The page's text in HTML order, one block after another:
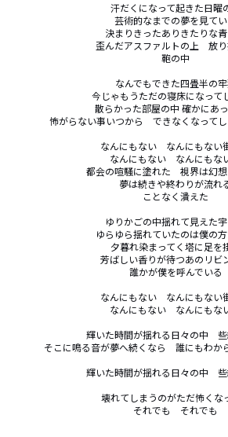
汗だくになって起きた日曜
芸術的なまでの夢を見て
決まりきったありきたりな
歪んだアスファルトの上　放
鞄の中
なんでもできた四畳半の
今じゃもうただの寝床になって
散らかった部屋の中 確かにあ
怖がらない事いつから　できなくなって
なんにもない　なんにもない
なんにもない　なんにもな
都会の喧騒に塗れた　視界は幻
夢は続きや終わりが流れ
ことなく潰えた
ゆりかごの中揺れて見えた
ゆらゆら揺れていたのは僕の
夕暮れ染まってく塔に足を
芳ばしい香りが待つあのリビ
誰かが僕を呼んでいる
なんにもない　なんにもない
なんにもない　なんにもな
輝いた時間が揺れる日々の中　
そこに鳴る音が夢へ続くなら　誰にもわか
輝いた時間が揺れる日々の中　
壊れてしまうのがただ怖くな
それでも　それでも